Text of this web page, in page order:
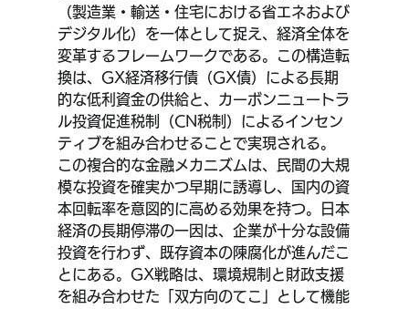
（製造業・輸送・住宅における省エネおよび
デジタル化）を一体として捉え、経済全体を
変革するフレームワークである。この構造転
換は、GX経済移行債（GX債）による長期
的な低利資金の供給と、カーボンニュートラ
ル投資促進税制（CN税制）によるインセン
ティブを組み合わせることで実現される。
この複合的な金融メカニズムは、民間の大規
模な投資を確実かつ早期に誘導し、国内の資
本回転率を意図的に高める効果を持つ。日本
経済の長期停滞の一因は、企業が十分な設備
投資を行わず、既存資本の陳腐化が進んだこ
とにある。GX戦略は、環境規制と財政支援
を組み合わせた「双方向のてこ」として機能